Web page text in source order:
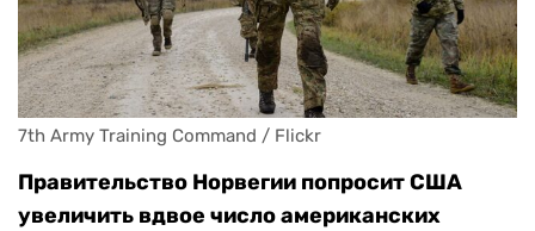
7th Army Training Command / Flickr
Правительство Норвегии попросит США
увеличить вдвое число американских